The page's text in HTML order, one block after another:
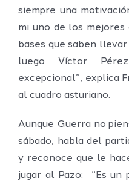
siempre una
mi uno de los mejores
bases que saben
luego Víctor
excepcional”, explica
al cuadro asturiano.
Aunque Guerra no
sábado, habla del
y reconoce que le
jugar al Pazo: “Es un